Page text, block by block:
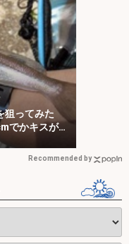
狙ってみた
でかキスが
Recommended by